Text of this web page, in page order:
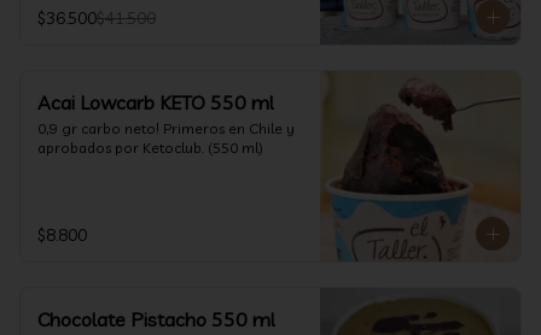
$36.500$41.500
Acai Lowcarb KETO 550 ml
0,9 gr carbo neto! Primeros en Chile y
aprobados por Ketoclub. (550 ml)
$8.800
Chocolate Pistacho 550 ml